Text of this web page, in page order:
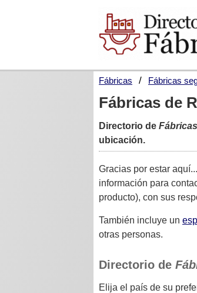
Fábricas Fábricas
Fábricas de
Directorio de
ubicación.
Gracias por estar
información para
producto), con sus
También incluye un
otras personas.
Directorio de
Elija el país de su